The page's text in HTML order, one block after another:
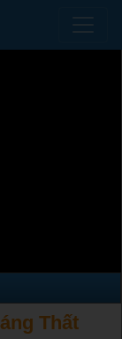
Thất